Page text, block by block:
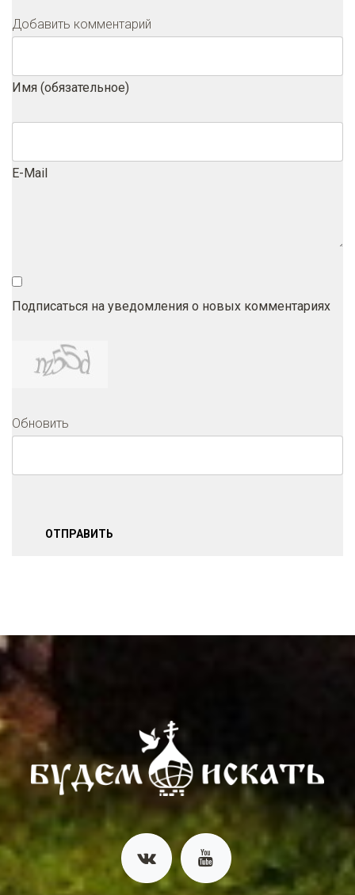
Добавить комментарий
Имя (обязательное)
E-Mail
Подписаться на уведомления о новых комментариях
Обновить
ОТПРАВИТЬ